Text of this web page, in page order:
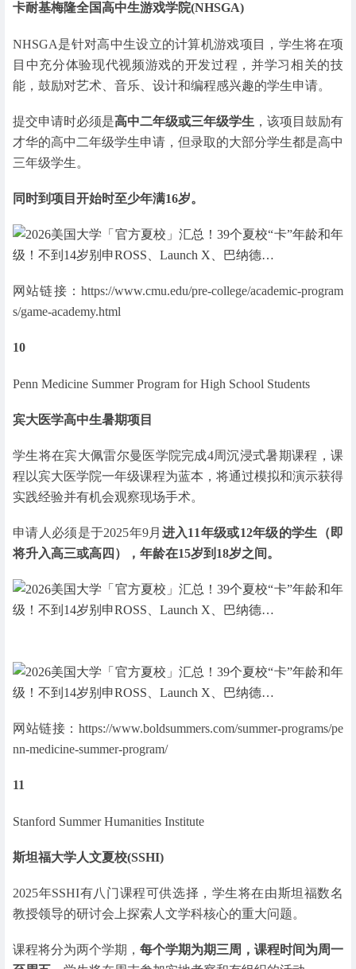
卡耐基梅隆全国高中生游戏学院(NHSGA)
NHSGA是针对高中生设立的计算机游戏项目，学生将在项
目中充分体验现代视频游戏的开发过程，并学习相关的技
能，鼓励对艺术、音乐、设计和编程感兴趣的学生申请。
提交申请时必须是高中二年级或三年级学生 ，该项目鼓励有
才华的高中二年级学生申请，但录取的大部分学生都是高中
三年级学生。
同时到项目开始时至少年满16岁。
网站链接：https://www.cmu.edu/pre-college/academic-program
s/game-academy.html
10
Penn Medicine Summer Program for High School Students
宾大医学高中生暑期项目
学生将在宾大佩雷尔曼医学院完成4周沉浸式暑期课程，课
程以宾大医学院一年级课程为蓝本，将通过模拟和演示获得
实践经验并有机会观察现场手术。
申请人必须是于2025年9月 进入11年级或12年级的学生（即
将升入高三或高四），年龄在15岁到18岁之间。
网站链接：https://www.boldsummers.com/summer-programs/pe
nn-medicine-summer-program/
11
Stanford Summer Humanities Institute
斯坦福大学人文夏校(SSHI)
2025年SSHI有八门课程可供选择，学生将在由斯坦福数名
教授领导的研讨会上探索人文学科核心的重大问题。
课程将分为两个学期， 每个学期为期三周，课程时间为周一